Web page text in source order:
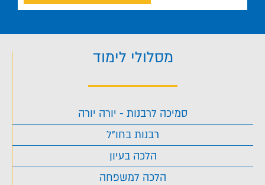
מסלולי לימוד
סמיכה לרבנות - יורה יורה
רבנות בחו"ל
הלכה בעיון
הלכה למשפחה